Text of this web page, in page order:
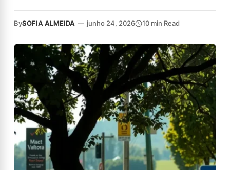
BySOFIA ALMEIDA — junho 24, 2026 10 min Read